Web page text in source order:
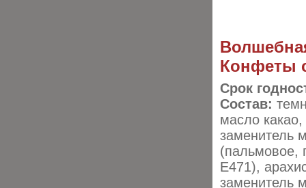
Конфеты
Срок
Состав:
масло
заменитель
(пальмовое,
E471),
заменитель